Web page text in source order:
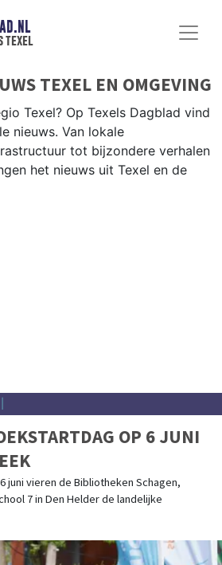
texel
TEXEL EN OMGEVING
Texel? Op Texels Dagblad vind
nieuws. Van lokale
tot bijzondere verhalen
het nieuws uit Texel en de
OP 6 JUNI
juni vieren de Bibliotheken Schagen,
7 in Den Helder de landelijke